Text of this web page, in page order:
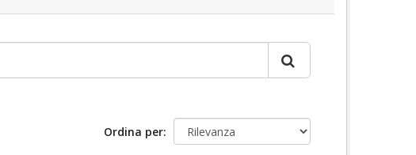
Ordina per